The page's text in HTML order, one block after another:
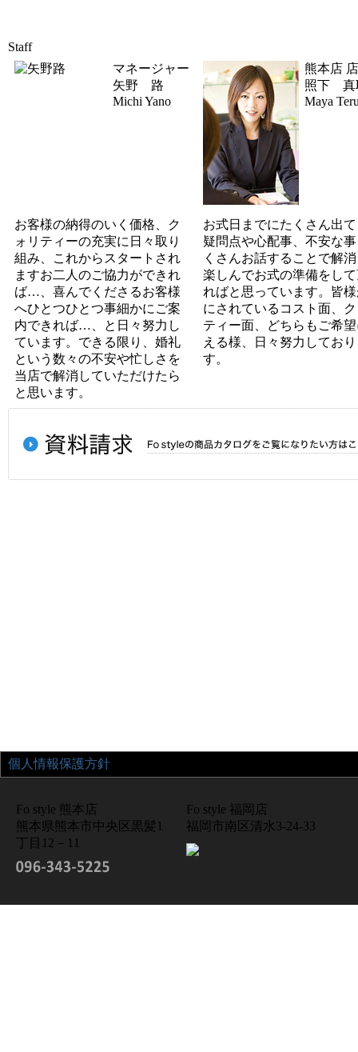
Staff
マネージャー
矢野 路
Michi Yano
熊本店
照下 真
Maya
お客様の納得のいく価格、ク
ォリティーの充実に日々取り
組み、これからスタートされ
ますお二人のご協力ができれ
ば…、喜んでくださるお客様
へひとつひとつ事細かにご案
内できれば…、と日々努力し
ています。できる限り、婚礼
という数々の不安や忙しさを
当店で解消していただけたら
と思います。
お式日までにたくさん出
疑問点や心配事、不安な
くさんお話することで解
楽しんでお式の準備をし
ればと思っています。皆
にされているコスト面、
ティー面、どちらもご希
える様、日々努力してお
す。
個人情報保護方針
Fo style 熊本店
熊本県熊本市中央区黒髪1
丁目12－11
Fo style 福岡店
福岡市南区清水3-24-33